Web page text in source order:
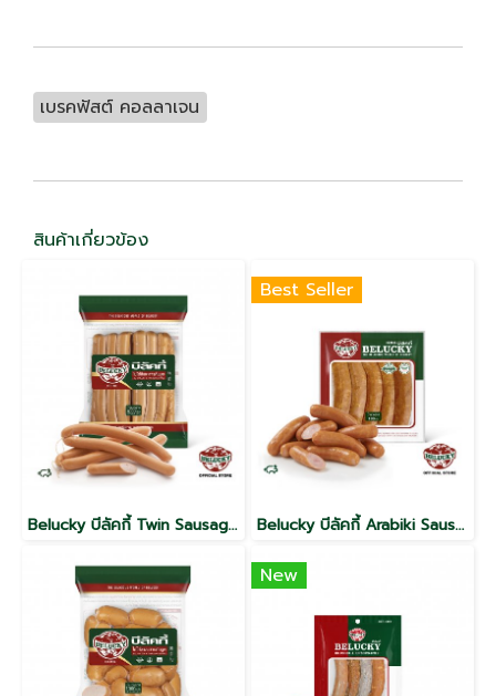
เบรคฟัสต์ คอลลาเจน
สินค้าเกี่ยวข้อง
Belucky บีลัคกี้ Twin Sausage ทวินซอสเซจ (1,000g)
Best Seller
Belucky บีลัคกี้ Arabiki Sausage ไส้กรอกอะระบิกิ ( 100g / 1000g )
New